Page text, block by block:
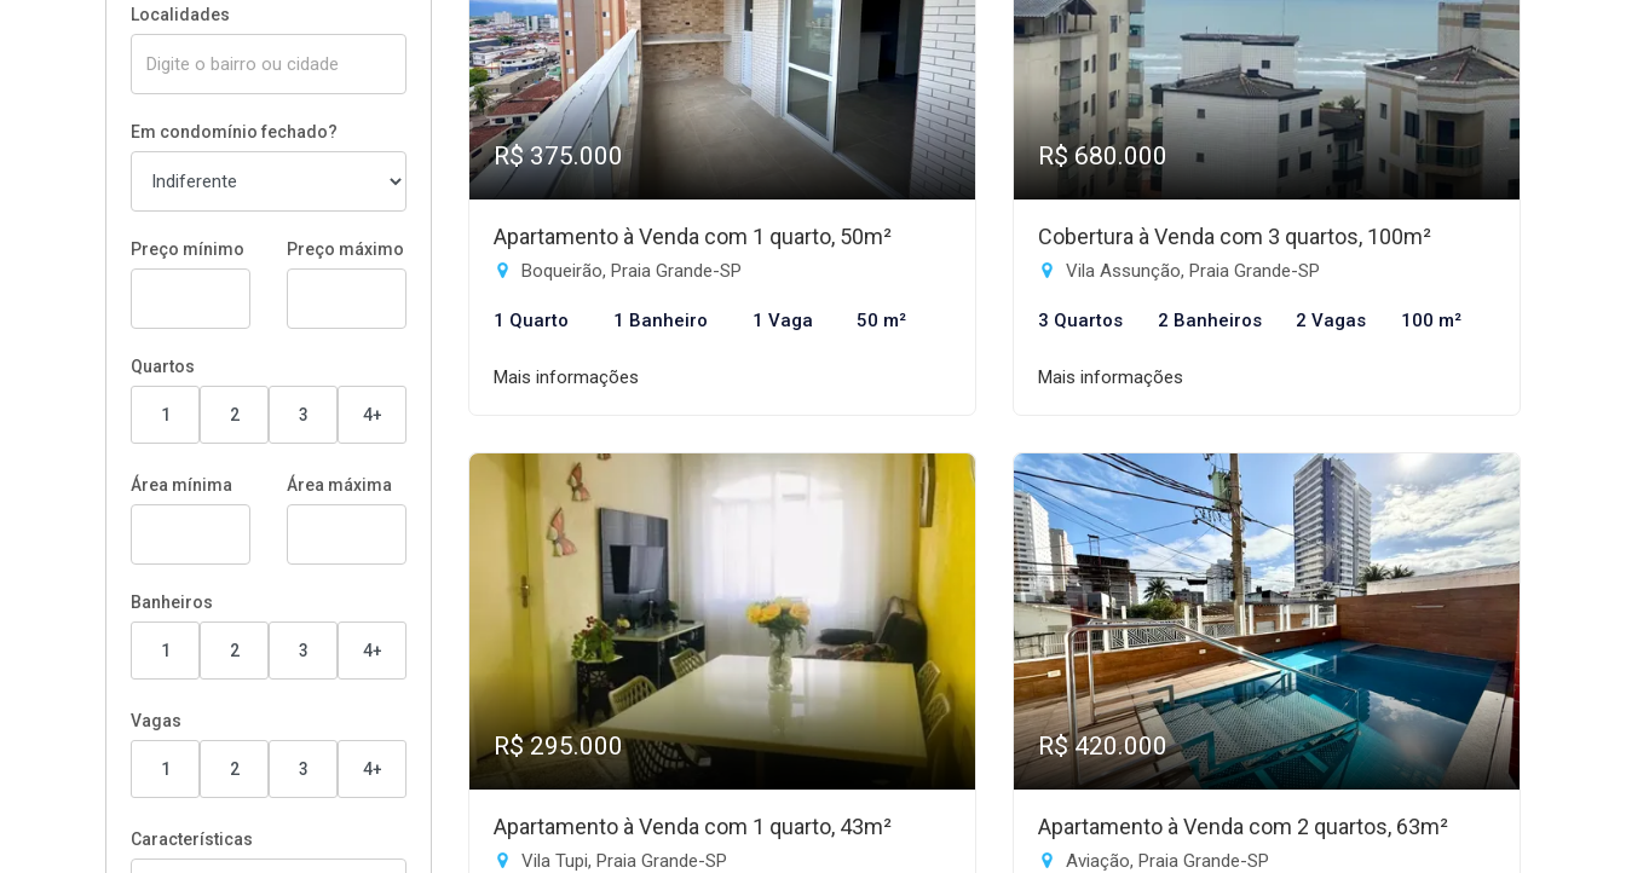
Localidades
Em condomínio fechado?
Preço mínimo Preço máximo
Quartos
1 2 3 4+
Área mínima Área máxima
Banheiros
1 2 3 4+
Vagas
1 2 3 4+
Características
R$ 375.000
Apartamento à Venda com 1 quarto, 50m²
Boqueirão, Praia Grande-SP
1 Quarto 1 Banheiro 1 Vaga 50 m²
Mais informações
R$ 680.000
Cobertura à Venda com 3 quartos, 100m²
Vila Assunção, Praia Grande-SP
3 Quartos 2 Banheiros 2 Vagas 100 m²
Mais informações
R$ 295.000
Apartamento à Venda com 1 quarto, 43m²
Vila Tupi, Praia Grande-SP
R$ 420.000
Apartamento à Venda com 2 quartos, 63m²
Aviação, Praia Grande-SP